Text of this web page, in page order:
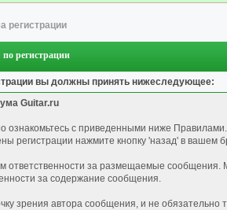
регистрации
регистрации
вы должны принять нижеследующее:
Guitar.ru
ознакомьтесь с приведенными ниже
регистрации нажмите кнопку 'назад' в вашем
ответственности за размещаемые
за содержание сообщения.
зрения автора сообщения, и не обязательно